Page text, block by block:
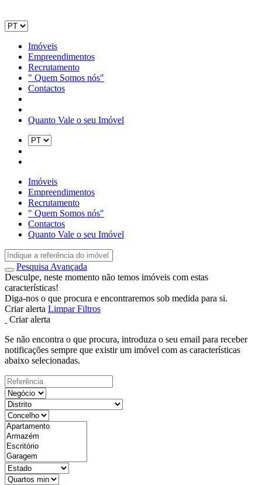
Imóveis
Empreendimentos
Recrutamento
" Quem Somos nós"
Contactos
Quanto Vale o seu Imóvel
Imóveis
Empreendimentos
Recrutamento
" Quem Somos nós"
Contactos
Quanto Vale o seu Imóvel
Pesquisa Avançada
Desculpe, neste momento não temos imóveis com estas
características!
Diga-nos o que procura e encontraremos sob medida para si.
Criar alerta Limpar Filtros
Criar alerta
Se não encontra o que procura, introduza o seu email para receber
notificações sempre que existir um imóvel com as características
abaixo selecionadas.